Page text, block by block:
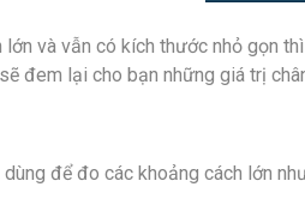
và vẫn có kích thước nhỏ gọn
đem lại cho bạn những giá trị
dùng để đo các khoảng cách lớn